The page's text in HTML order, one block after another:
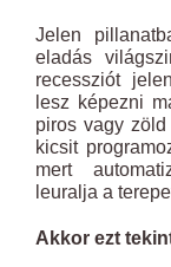
Jelen
eladás
recessziót
lesz képezni
piros vagy
kicsit
mert
leuralja a
Akkor ezt